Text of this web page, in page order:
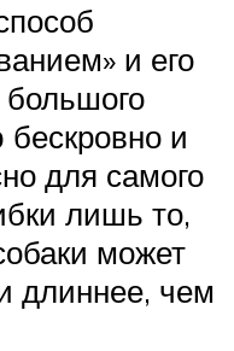
и его
и
для самого
лишь то,
может
длиннее, чем